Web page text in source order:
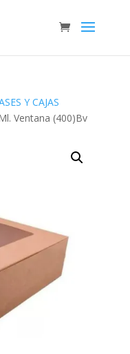
Y CAJAS
Ventana (400)Bv